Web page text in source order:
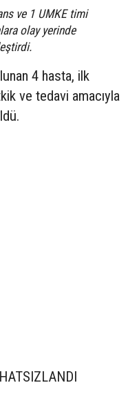
ve 1 UMKE timi
olay yerinde
4 hasta, ilk
ve tedavi amacıyla